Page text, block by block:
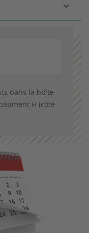
dans la boîte
H (côté